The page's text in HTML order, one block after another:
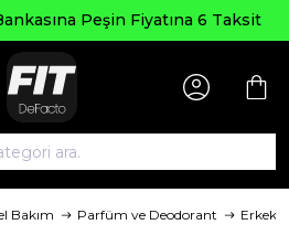
Peşin Fiyatına 6 Taksit
Bakım Parfüm ve Deodorant Erkek